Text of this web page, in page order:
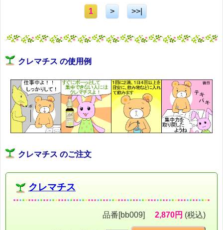
1 > >>|
クレマチス の使用例
クレマチス のご注文
クレマチス
品番[bb009] 2,870円 (税込)